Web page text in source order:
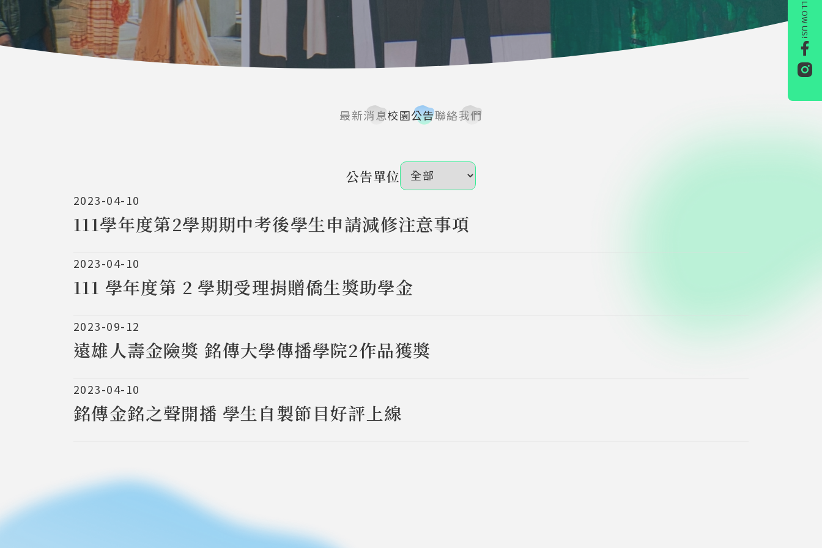
FOLLOW US!
最新消息校園公告聯絡我們
公告單位
2023-04-10
111學年度第2學期期中考後學生申請減修注意事項
2023-04-10
111 學年度第 2 學期受理捐贈僑生獎助學金
2023-09-12
遠雄人壽金險獎 銘傳大學傳播學院2作品獲獎
2023-04-10
銘傳金銘之聲開播 學生自製節目好評上線